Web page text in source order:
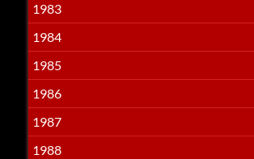
1983
1984
1985
1986
1987
1988